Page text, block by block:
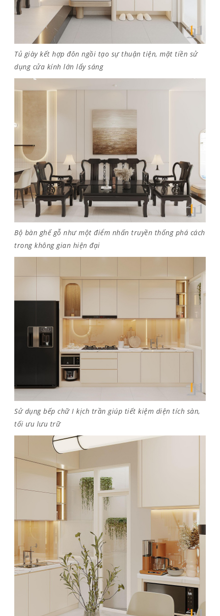
Tủ giày kết hợp đôn ngồi tạo sự thuận tiện, mặt tiền sử
dụng cửa kính lớn lấy sáng
Bộ bàn ghế gỗ như một điểm nhấn truyền thống phá cách
trong không gian hiện đại
Sử dụng bếp chữ I kịch trần giúp tiết kiệm diện tích sàn,
tối ưu lưu trữ